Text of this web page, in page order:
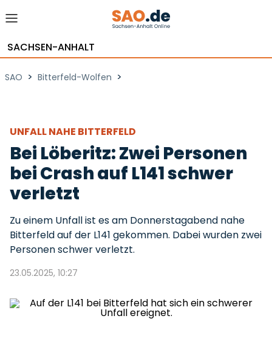
SACHSEN-ANHALT
SAO > Bitterfeld-Wolfen >
UNFALL NAHE BITTERFELD
Bei Löberitz: Zwei Personen
bei Crash auf L141 schwer
verletzt
Zu einem Unfall ist es am Donnerstagabend nahe
Bitterfeld auf der L141 gekommen. Dabei wurden zwei
Personen schwer verletzt.
23.05.2025, 10:27